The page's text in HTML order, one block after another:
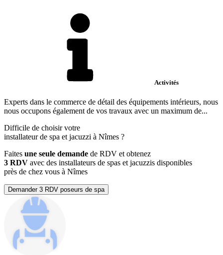
Activités
Experts dans le commerce de détail des équipements intérieurs, nous
nous occupons également de vos travaux avec un maximum de...
Difficile de choisir votre
installateur de spa et jacuzzi à Nîmes ?
Faites une seule demande de RDV et obtenez
3 RDV avec des installateurs de spas et jacuzzis disponibles
près de chez vous à Nîmes
Demander 3 RDV poseurs de spa